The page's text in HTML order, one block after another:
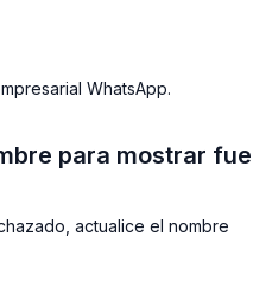
WhatsApp.
para mostrar fue
actualice el nombre